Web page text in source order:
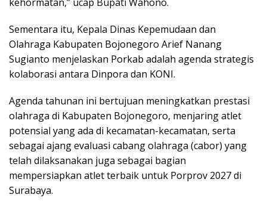
kehormatan,” ucap Bupati Wahono.
Sementara itu, Kepala Dinas Kepemudaan dan
Olahraga Kabupaten Bojonegoro Arief Nanang
Sugianto menjelaskan Porkab adalah agenda strategis
kolaborasi antara Dinpora dan KONI.
Agenda tahunan ini bertujuan meningkatkan prestasi
olahraga di Kabupaten Bojonegoro, menjaring atlet
potensial yang ada di kecamatan-kecamatan, serta
sebagai ajang evaluasi cabang olahraga (cabor) yang
telah dilaksanakan juga sebagai bagian
mempersiapkan atlet terbaik untuk Porprov 2027 di
Surabaya.